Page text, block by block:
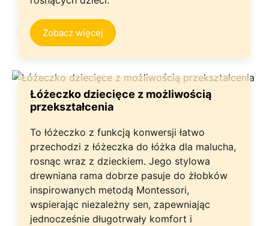
Zobacz więcej
Łóżeczko dziecięce z możliwością
przekształcenia
To łóżeczko z funkcją konwersji łatwo
przechodzi z łóżeczka do łóżka dla malucha,
rosnąc wraz z dzieckiem. Jego stylowa
drewniana rama dobrze pasuje do żłobków
inspirowanych metodą Montessori,
wspierając niezależny sen, zapewniając
jednocześnie długotrwały komfort i